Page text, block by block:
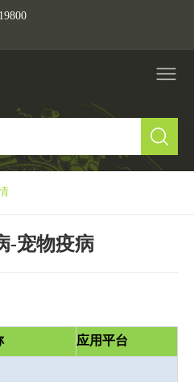
料
-宠物疫病
应用平台